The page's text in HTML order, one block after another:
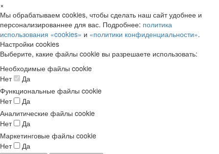
×
Мы обрабатываем cookies, чтобы сделать наш сайт удобнее и
персонализированнее для вас. Подробнее: политика
использования «cookies» и «политики конфиденциальности».
Настройки cookies
Выберите, какие файлы cookie вы разрешаете использовать:
Необходимые файлы cookie
Нет
Да
Функциональные файлы cookie
Нет
Да
Аналитические файлы cookie
Нет
Да
Маркетинговые файлы cookie
Нет
Да